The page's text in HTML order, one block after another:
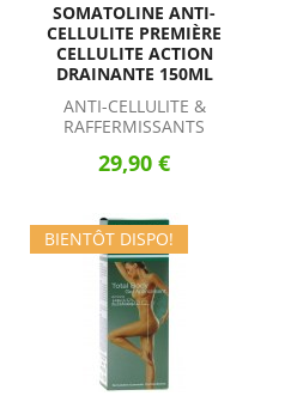
SOMATOLINE ANTI-
CELLULITE PREMIÈRE
CELLULITE ACTION
DRAINANTE 150ML
ANTI-CELLULITE &
RAFFERMISSANTS
29,90 €
BIENTÔT DISPO!